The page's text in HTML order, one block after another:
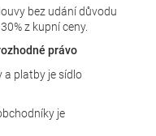
bez udání důvodu
z kupní ceny.
právo
a platby je sídlo
je